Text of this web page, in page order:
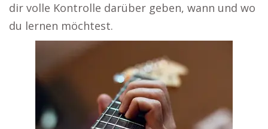
dir volle Kontrolle darüber geben, wann und wo
du lernen möchtest.